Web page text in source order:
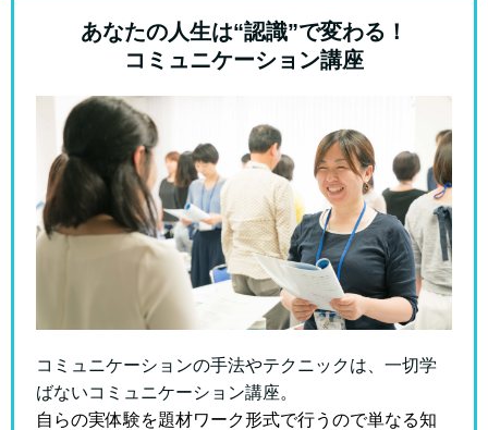
あなたの人生は“認識”で変わる！
コミュニケーション講座
コミュニケーションの手法やテクニックは、一切学
ばないコミュニケーション講座。
自らの実体験を題材ワーク形式で行うので単なる知